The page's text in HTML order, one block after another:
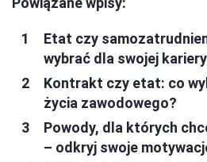
Etat czy
wybrać dla swojej
Kontrakt czy etat: co
życia zawodowego?
Powody, dla których
– odkryj swoje